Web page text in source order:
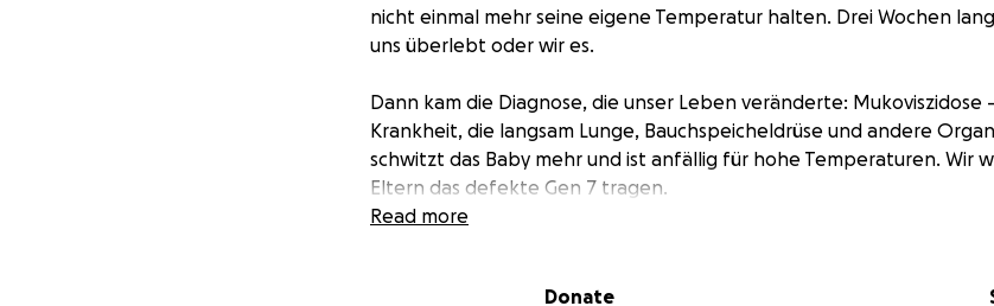
nicht einmal mehr seine eigene Temperatur halten. Drei Wochen
uns überlebt oder wir es.
Dann kam die Diagnose, die unser Leben veränderte:
Krankheit, die langsam Lunge, Bauchspeicheldrüse und andere
schwitzt das Baby mehr und ist anfällig für hohe Temperaturen. Wir
Eltern das defekte Gen 7 tragen.
Gesundheit & Wohlbefinden fürchten muss.
Read more
Donate